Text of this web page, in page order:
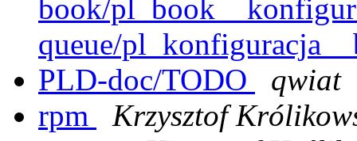
book/
queue/
PLD-doc/TODO
qwiat
rpm
Krzysztof